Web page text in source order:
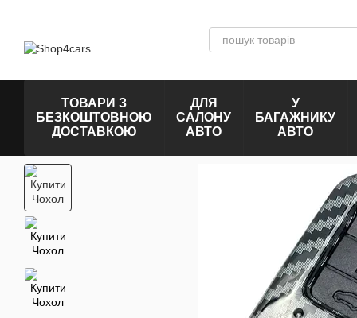
ТОВАРИ З
БЕЗКОШТОВНОЮ
ДОСТАВКОЮ
ДЛЯ
САЛОНУ
АВТО
У
БАГАЖНИКУ
АВТО